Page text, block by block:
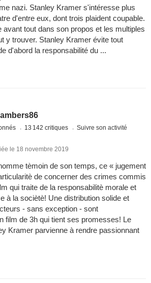
nazi. Stanley Kramer s'intéresse plus
d'entre eux, dont trois plaident coupable.
avant tout dans son propos et les multiples
y trouver. Stanley Kramer évite tout
d'abord la responsabilité du ...
13 142 critiques Suivre son activité
le 18 novembre 2019
tèmoin de son temps, ce « jugement
de concerner des crimes commis
qui traite de la responsabilitè morale et
à la sociètè! Une distribution solide et
- sans exception - sont
film de 3h qui tient ses promesses! Le
Kramer parvienne à rendre passionnant